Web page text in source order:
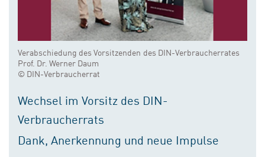
Verabschiedung des Vorsitzenden des DIN-Verbraucherrates
Prof. Dr. Werner Daum
© DIN-Verbraucherrat
Wechsel im Vorsitz des DIN-
Verbraucherrats
Dank, Anerkennung und neue Impulse